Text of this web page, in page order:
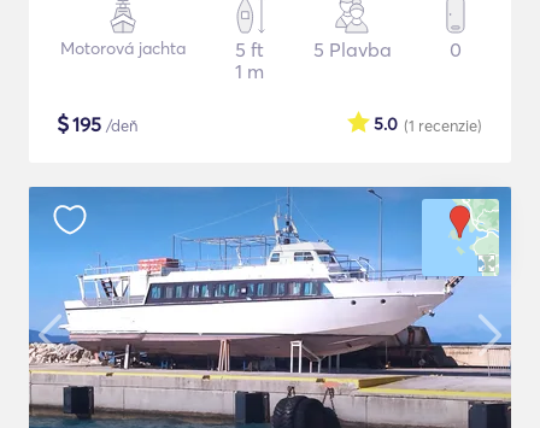
Motorová jachta
5 ft
1 m
5 Plavba 0
$195 /deň (1 recenzie)
5.0